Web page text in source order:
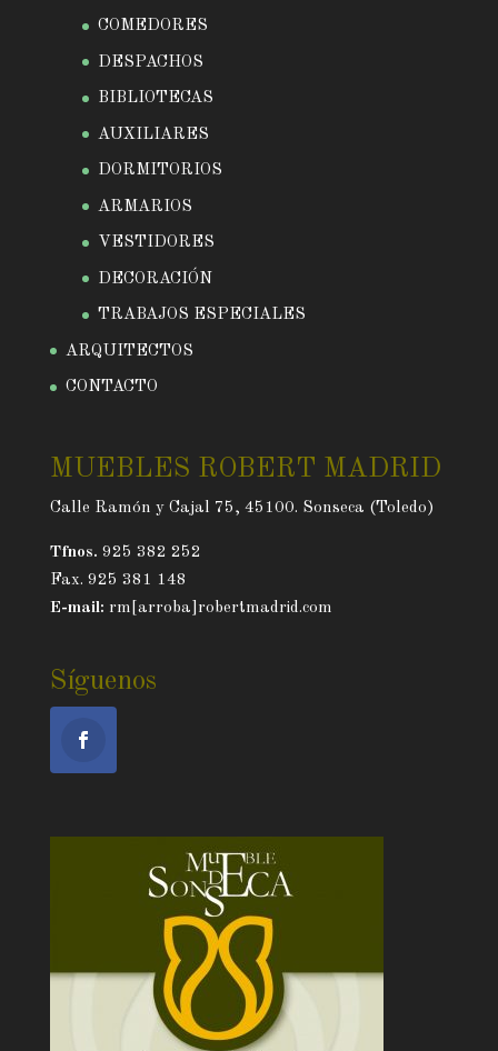
COMEDORES
DESPACHOS
BIBLIOTECAS
AUXILIARES
DORMITORIOS
ARMARIOS
VESTIDORES
DECORACIÓN
TRABAJOS ESPECIALES
ARQUITECTOS
CONTACTO
MUEBLES ROBERT MADRID
Calle Ramón y Cajal 75, 45100. Sonseca (Toledo)
Tfnos. 925 382 252
Fax. 925 381 148
E-mail: rm[arroba]robertmadrid.com
Síguenos